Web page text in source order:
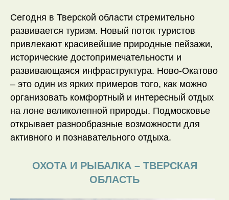
Сегодня в Тверской области стремительно
развивается туризм. Новый поток туристов
привлекают красивейшие природные пейзажи,
исторические достопримечательности и
развивающаяся инфраструктура. Ново-Окатово
– это один из ярких примеров того, как можно
организовать комфортный и интересный отдых
на лоне великолепной природы. Подмосковье
открывает разнообразные возможности для
активного и познавательного отдыха.
ОХОТА И РЫБАЛКА – ТВЕРСКАЯ
ОБЛАСТЬ
Лёгкий путь туда,
где начинается отдых
Как добраться
До отеля легко доехать на машине,
автобусом до автовокзала, а оттуда —
Наш энергетический отель
от МКАД по Ленинградскому
маршрут без пробок.